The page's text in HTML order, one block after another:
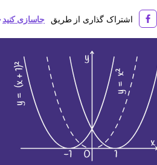
جاسازی کنید اشتراک گذاری از طریق